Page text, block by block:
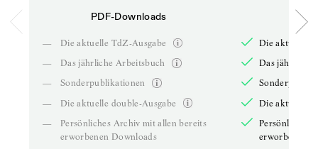
PDF-Downloads
—
Die aktuelle TdZ-Ausgabe
—
Das jährliche Arbeitsbuch
—
Sonderpublikationen
—
Die aktuelle double-Ausgabe
—
Persönliches Archiv mit allen bereits
erworbenen Downloads
Die aktuelle
Das jährliche
Die aktuelle
Persönliches
erworbenen